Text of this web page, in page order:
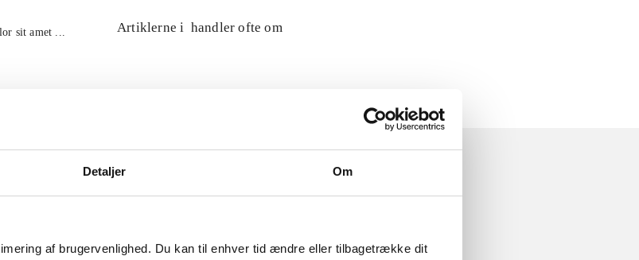
Detaljer Om
af brugervenlighed. Du kan til enhver tid ændre eller tilbagetrække dit
sit amet ...
Artiklerne i handler ofte om